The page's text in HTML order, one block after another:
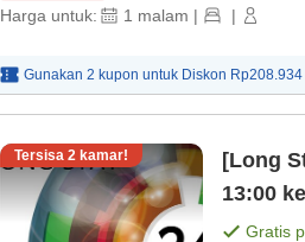
Harga untuk: 1 malam | |
Gunakan 2 kupon untuk Diskon Rp208.934
Tersisa 2 kamar!
[Long
13:00
24 jam
Gratis